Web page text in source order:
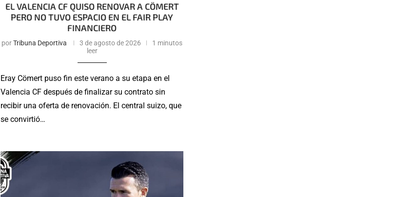
EL VALENCIA CF QUISO RENOVAR A CÖMERT
PERO NO TUVO ESPACIO EN EL FAIR PLAY
FINANCIERO
porTribuna Deportiva 3 de agosto de 2026
1 minutos
leer
Eray Cömert puso fin este verano a su etapa en el
Valencia CF después de finalizar su contrato sin
recibir una oferta de renovación. El central suizo, que
se convirtió…